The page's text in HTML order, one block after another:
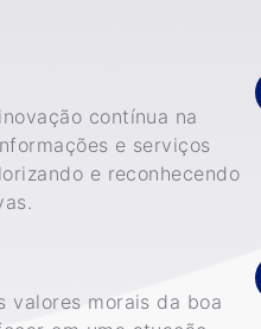
contínua na
e serviços
e reconhecendo
valores morais da boa